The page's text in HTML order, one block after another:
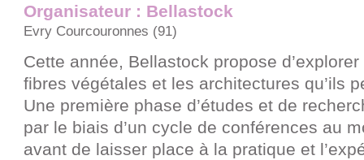
Organisateur : Bellastock
Evry Courcouronnes (91)
Cette année, Bellastock propose
fibres végétales et les architectures qu’ils
Une première phase d’études et de
par le biais d’un cycle de conférences au
avant de laisser place à la pratique et